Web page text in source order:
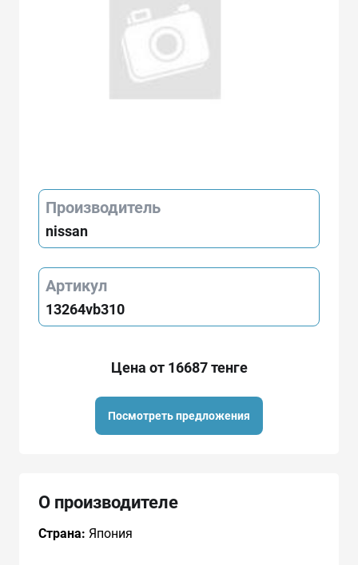
Производитель
nissan
Артикул
13264vb310
Цена от 16687 тенге
Посмотреть предложения
О производителе
Страна: Япония